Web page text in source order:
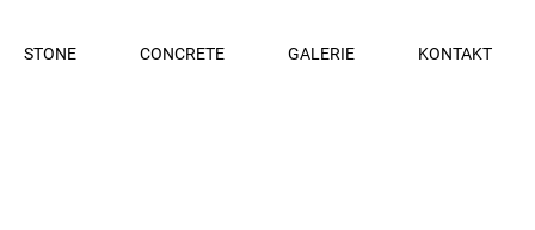
STONE CONCRETE GALERIE KONTAKT